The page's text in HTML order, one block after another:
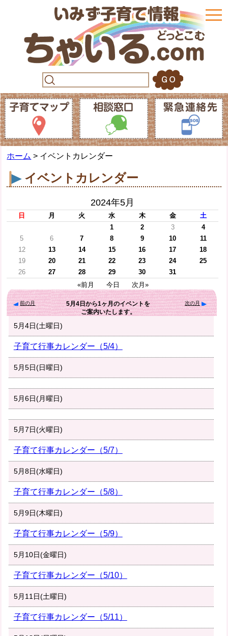
ホーム > イベントカレンダー
イベントカレンダー
2024年5月
日 月 火 水 木 金
土
1
2 3
4
5
6 7 8 9 10
11
12
13 14 15 16 17
18
19
20 21 22 23 24
25
26
27 28 29 30
31
«前月
今日 次月»
前の月 5月4日から1ヶ月のイベントを
ご案内いたします。
次の月
5月4日(土曜日)
子育て行事カレンダー（5/4）
5月5日(日曜日)
5月6日(月曜日)
5月7日(火曜日)
子育て行事カレンダー（5/7）
5月8日(水曜日)
子育て行事カレンダー（5/8）
5月9日(木曜日)
子育て行事カレンダー（5/9）
5月10日(金曜日)
子育て行事カレンダー（5/10）
5月11日(土曜日)
子育て行事カレンダー（5/11）